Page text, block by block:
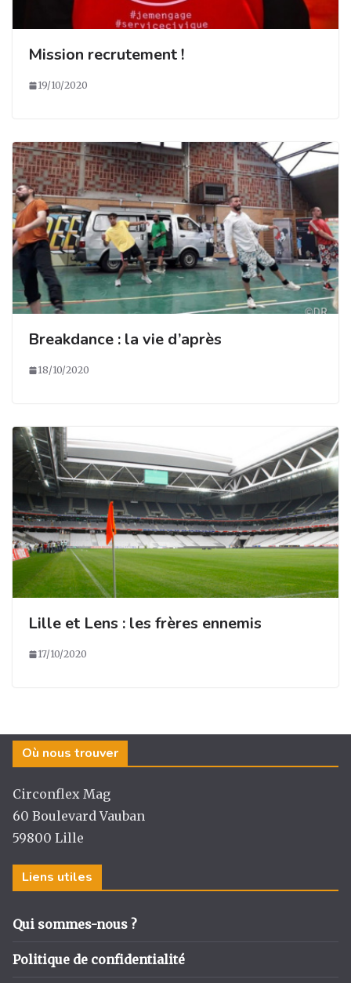
Mission recrutement !
19/10/2020
Breakdance : la vie d’après
18/10/2020
Lille et Lens : les frères ennemis
17/10/2020
Où nous trouver
Circonflex Mag
60 Boulevard Vauban
59800 Lille
Liens utiles
Qui sommes-nous ?
Politique de confidentialité